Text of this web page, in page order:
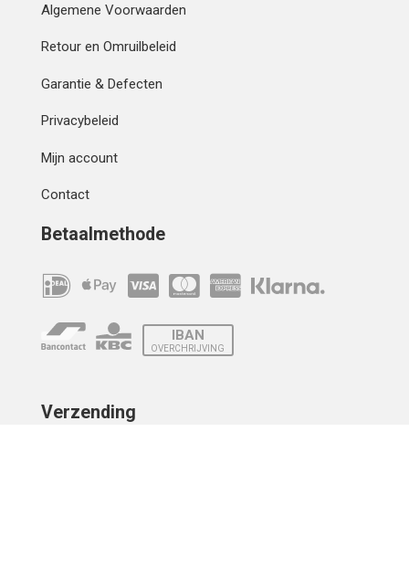
Algemene Voorwaarden
Retour en Omruilbeleid
Garantie & Defecten
Privacybeleid
Mijn account
Contact
Betaalmethode
IBAN
OVERCHRIJVING
Verzending